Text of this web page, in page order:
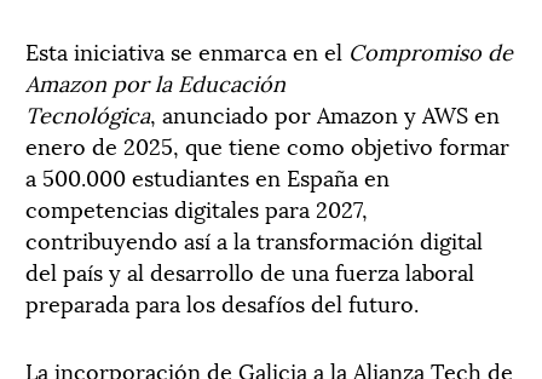
Esta iniciativa se enmarca en el Compromiso de
Amazon por la Educación
Tecnológica, anunciado por Amazon y AWS en
enero de 2025, que tiene como objetivo formar
a 500.000 estudiantes en España en
competencias digitales para 2027,
contribuyendo así a la transformación digital
del país y al desarrollo de una fuerza laboral
preparada para los desafíos del futuro.
La incorporación de Galicia a la Alianza Tech de